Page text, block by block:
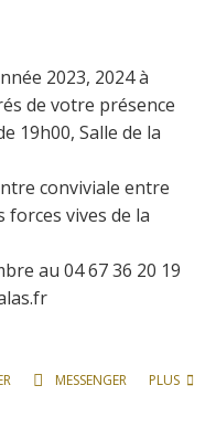
2023, 2024 à
de votre présence
19h00, Salle de la
conviviale entre
vives de la
au 04 67 36 20 19
MESSENGER PLUS